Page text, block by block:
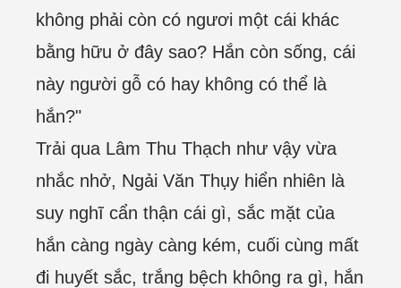
không phải còn có ngươi một cái khác
bằng hữu ở đây sao? Hắn còn sống, cái
này người gỗ có hay không có thể là
hắn?"
Trải qua Lâm Thu Thạch như vậy vừa
nhắc nhở, Ngải Văn Thụy hiển nhiên là
suy nghĩ cẩn thận cái gì, sắc mặt của
hắn càng ngày càng kém, cuối cùng mất
đi huyết sắc, trắng bệch không ra gì, hắn